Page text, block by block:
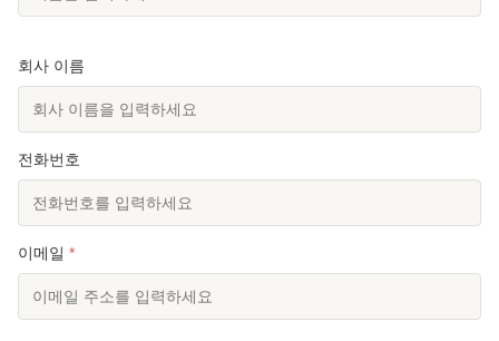
회사 이름
전화번호
이메일 *